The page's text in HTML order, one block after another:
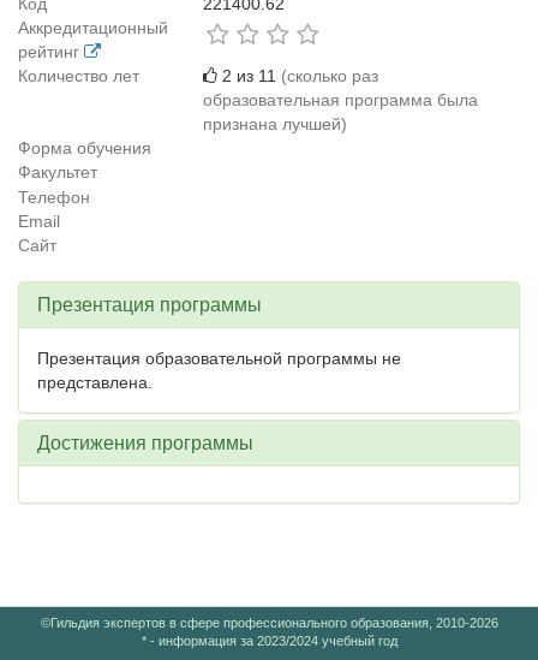
Аккредитационный
рейтинг
Количество лет
2 из 11 (сколько раз
образовательная программа была
признана лучшей)
Форма обучения
Факультет
Телефон
Email
Сайт
Презентация программы
Презентация образовательной программы не
представлена.
Достижения программы
©Гильдия экспертов в сфере профессионального образования, 2010-2026
* - информация за 2023/2024 учебный год